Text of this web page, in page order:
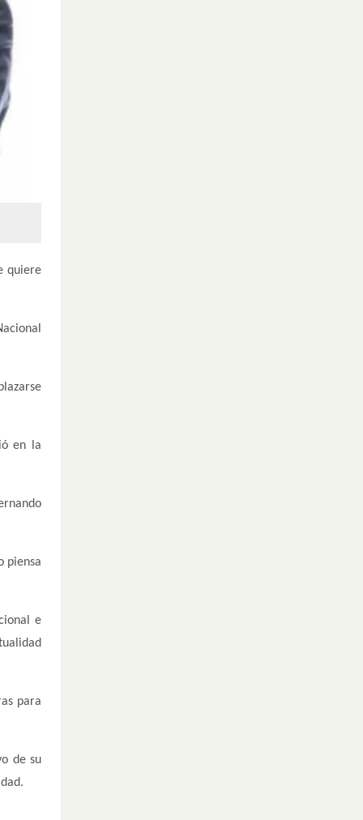
quiere
en la
piensa
e
para
de su